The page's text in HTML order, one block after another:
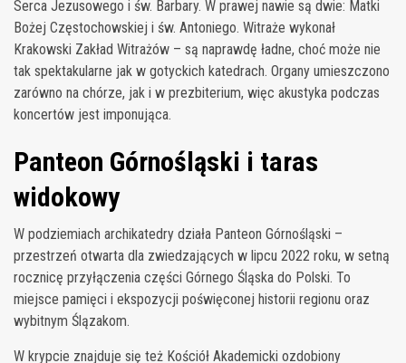
Serca Jezusowego i św. Barbary. W prawej nawie są dwie: Matki
Bożej Częstochowskiej i św. Antoniego. Witraże wykonał
Krakowski Zakład Witrażów – są naprawdę ładne, choć może nie
tak spektakularne jak w gotyckich katedrach. Organy umieszczono
zarówno na chórze, jak i w prezbiterium, więc akustyka podczas
koncertów jest imponująca.
Panteon Górnośląski i taras
widokowy
W podziemiach archikatedry działa Panteon Górnośląski –
przestrzeń otwarta dla zwiedzających w lipcu 2022 roku, w setną
rocznicę przyłączenia części Górnego Śląska do Polski. To
miejsce pamięci i ekspozycji poświęconej historii regionu oraz
wybitnym Ślązakom.
W krypcie znajduje się też Kościół Akademicki ozdobiony